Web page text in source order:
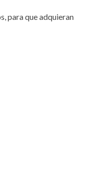
para que adquieran